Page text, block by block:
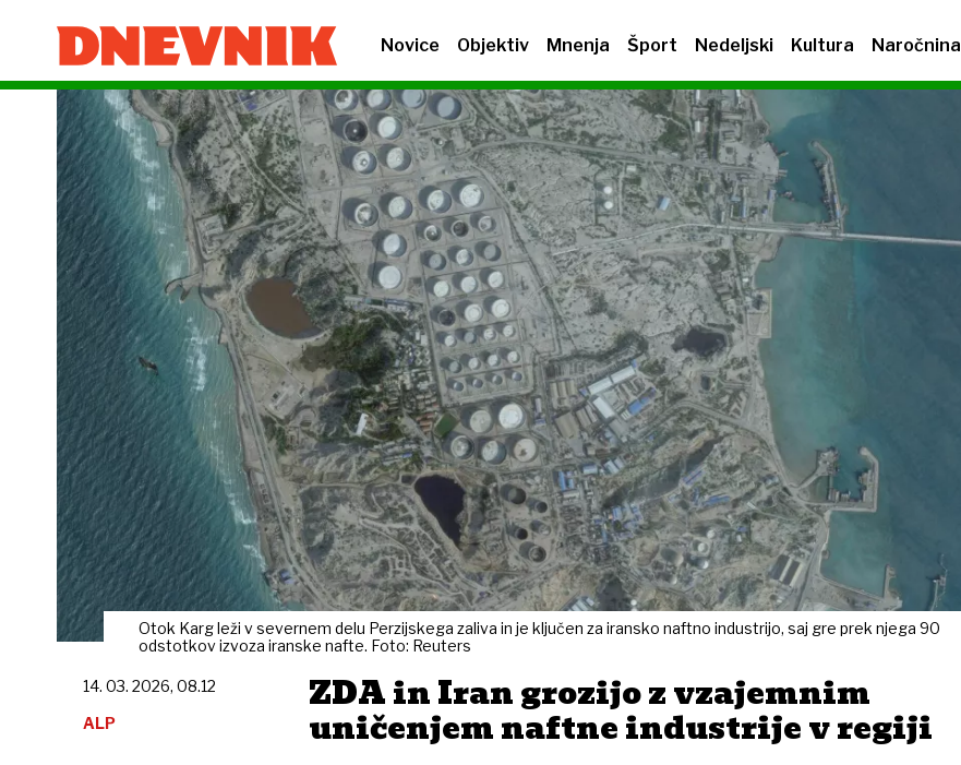
Novice Objektiv Mnenja Šport Nedeljski Kultura Naročnina
Otok Karg leži v severnem delu Perzijskega zaliva in je ključen za iransko naftno industrijo, saj gre prek njega 90
odstotkov izvoza iranske nafte. Foto: Reuters
ZDA in Iran grozijo z vzajemnim
uničenjem naftne industrije v regiji
14. 03. 2026, 08.12
ALP